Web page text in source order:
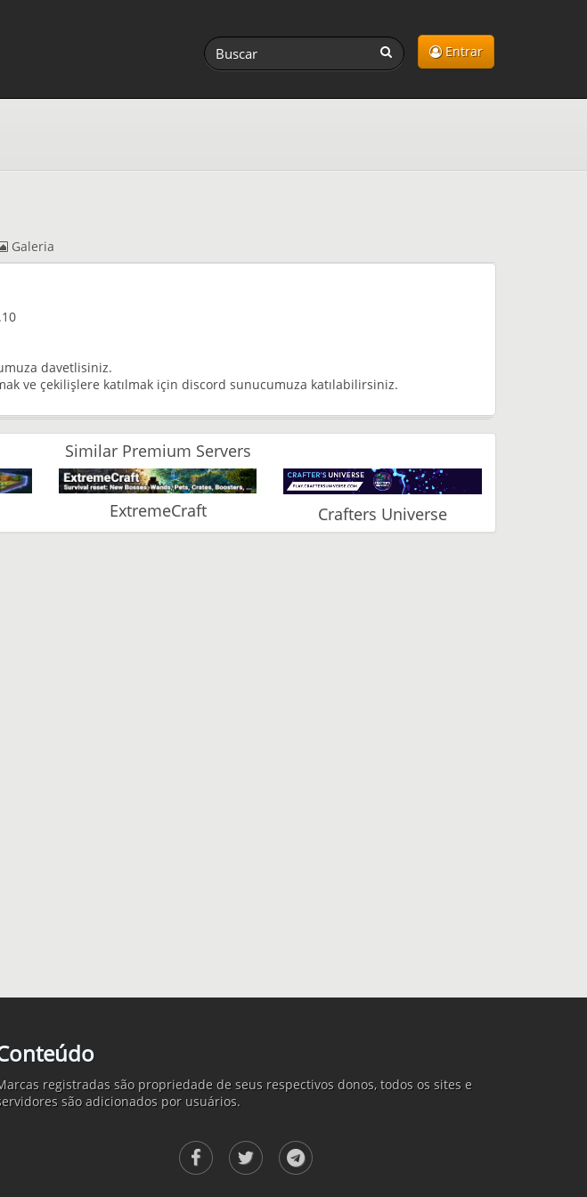
Entrar
Galeria
davetlisiniz.
ve çekilişlere katılmak için discord sunucumuza katılabilirsiniz.
Similar Premium Servers
ExtremeCraft Crafters Universe
registradas são propriedade de seus respectivos donos, todos os sites e
são adicionados por usuários.